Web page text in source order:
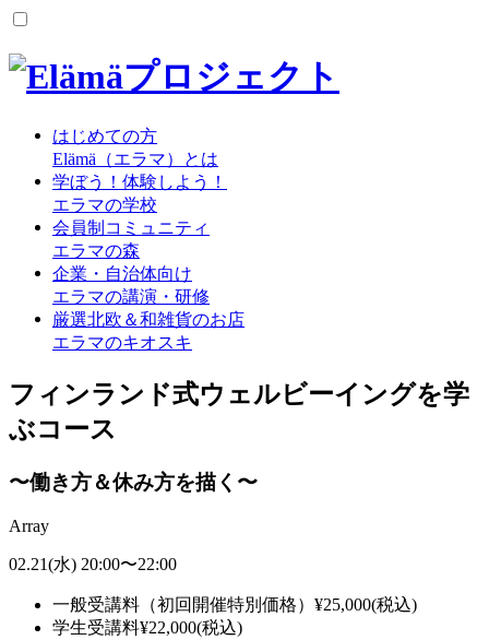
はじめての方
Elämä（エラマ）とは
学ぼう！体験しよう！
エラマの学校
会員制コミュニティ
エラマの森
企業・自治体向け
エラマの講演・研修
厳選北欧＆和雑貨のお店
エラマのキオスキ
フィンランド式ウェルビーイングを学
ぶコース
〜働き方＆休み方を描く〜
Array
02.21(水) 20:00〜22:00
一般受講料（初回開催特別価格） ¥25,000(税込)
学生受講料¥22,000(税込)